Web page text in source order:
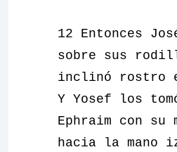
12 Entonces
sobre sus
inclinó rostro
Y Yosef los
Ephraim con su
hacia la mano